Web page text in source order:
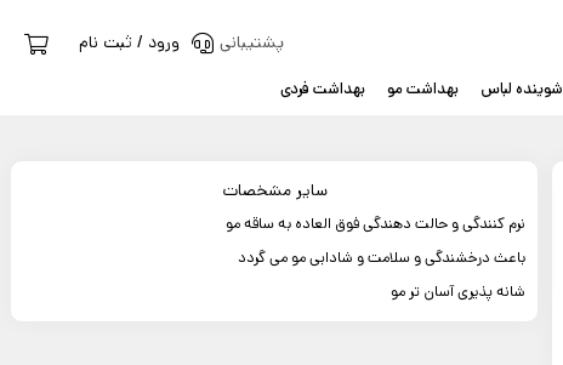
ورود / ثبت نام پشتیبانی
شوینده لباس بهداشت مو بهداشت فردی
سایر مشخصات
نرم کنندگی و حالت دهندگی فوق العاده به ساقه مو
باعث درخشندگی و سلامت و شادابی مو می گردد
شانه پذیری آسان تر مو